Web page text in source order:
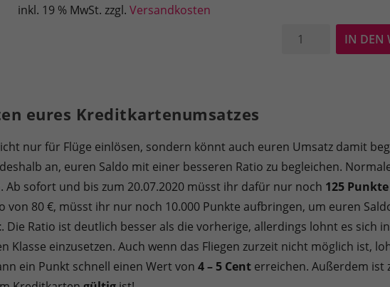
inkl. 19 % MwSt. zzgl. Versandkosten
Mousepad
IN DEN
eures Kreditkartenumsatzes
nur für Flüge einlösen, sondern könnt auch euren Umsatz damit
an, euren Saldo mit einer besseren Ratio zu begleichen.
Ab sofort und bis zum 20.07.2020 müsst ihr dafür nur noch 125 Punkte
von 80 €, müsst ihr nur noch 10.000 Punkte aufbringen, um euren
. Die Ratio ist deutlich besser als die vorherige, allerdings lohnt es sich
einzusetzen. Auch wenn das Fliegen zurzeit nicht möglich ist,
ein Punkt schnell einen Wert von 4 – 5 Cent erreichen. Außerdem ist